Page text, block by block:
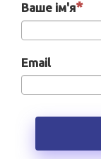
Ваше ім'я
Email